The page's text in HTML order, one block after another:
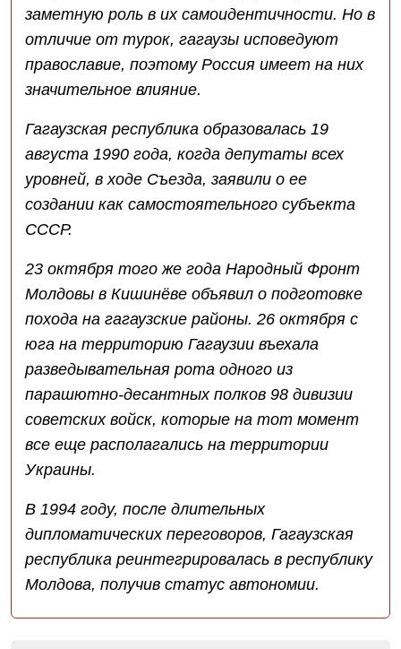
заметную роль в их самоидентичности. Но в
отличие от турок, гагаузы исповедуют
православие, поэтому Россия имеет на них
значительное влияние.
Гагаузская республика образовалась 19
августа 1990 года, когда депутаты всех
уровней, в ходе Съезда, заявили о ее
создании как самостоятельного субъекта
СССР.
23 октября того же года Народный Фронт
Молдовы в Кишинёве объявил о подготовке
похода на гагаузские районы. 26 октября с
юга на территорию Гагаузии въехала
разведывательная рота одного из
парашютно-десантных полков 98 дивизии
советских войск, которые на тот момент
все еще располагались на территории
Украины.
В 1994 году, после длительных
дипломатических переговоров, Гагаузская
республика реинтегрировалась в республику
Молдова, получив статус автономии.